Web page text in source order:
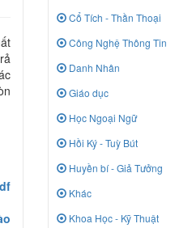
Cổ Tích - Thần Thoại
Công Nghệ Thông Tin
Danh Nhân
Giáo dục
Học Ngoại Ngữ
Hồi Ký - Tuỳ Bút
Huyền bí - Giả Tưởng
Khác
Khoa Học - Kỹ Thuật